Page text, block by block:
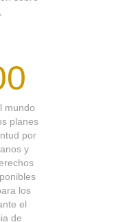
mundo
planes
por
y
los
el
de